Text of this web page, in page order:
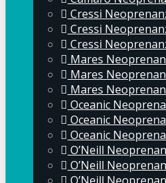
Cressi
Cressi
Cressi
Mares
Mares
Mares
Oceanic
Oceanic
Oceanic
O’Neill
O’Neill